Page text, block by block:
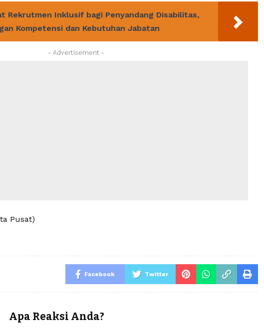
Rekrutmen Inklusif bagi Penyandang Disabilitas,
Kompetensi dan Kebutuhan Jabatan
- Advertisement -
Pusat)
Facebook Twitter
Apa Reaksi Anda?